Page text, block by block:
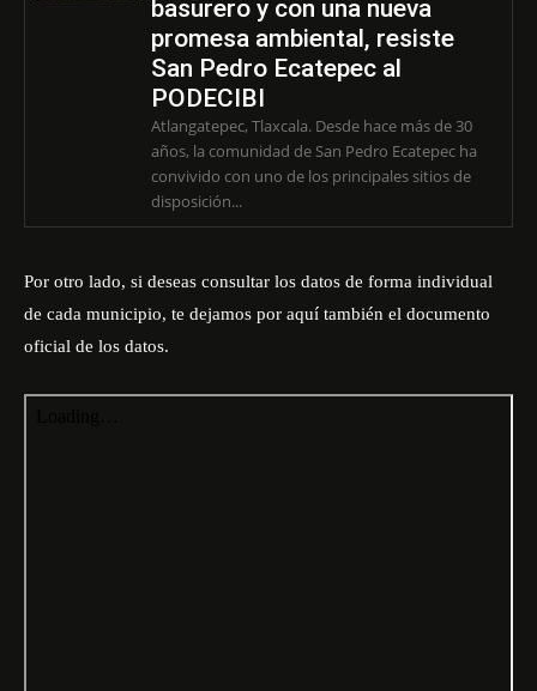
basurero y con una nueva
promesa ambiental, resiste
San Pedro Ecatepec al
PODECIBI
Atlangatepec, Tlaxcala. Desde hace más de 30
años, la comunidad de San Pedro Ecatepec ha
convivido con uno de los principales sitios de
disposición...
Por otro lado, si deseas consultar los datos de forma individual
de cada municipio, te dejamos por aquí también el documento
oficial de los datos.